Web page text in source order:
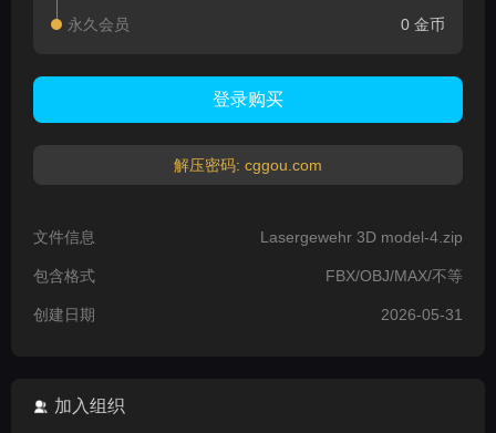
永久会员 0 金币
登录购买
解压密码: cggou.com
文件信息 Lasergewehr 3D model-4.zip
包含格式 FBX/OBJ/MAX/不等
创建日期 2026-05-31
加入组织